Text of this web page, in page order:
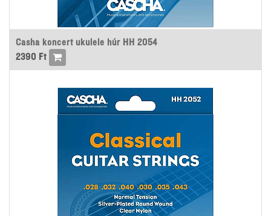
Casha koncert ukulele húr HH 2054
2390 Ft